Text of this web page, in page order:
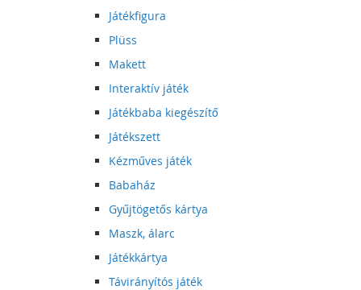
Játékfigura
Plüss
Makett
Interaktív játék
Játékbaba kiegészítő
Játékszett
Kézműves játék
Babaház
Gyűjtögetős kártya
Maszk, álarc
Játékkártya
Távirányítós játék